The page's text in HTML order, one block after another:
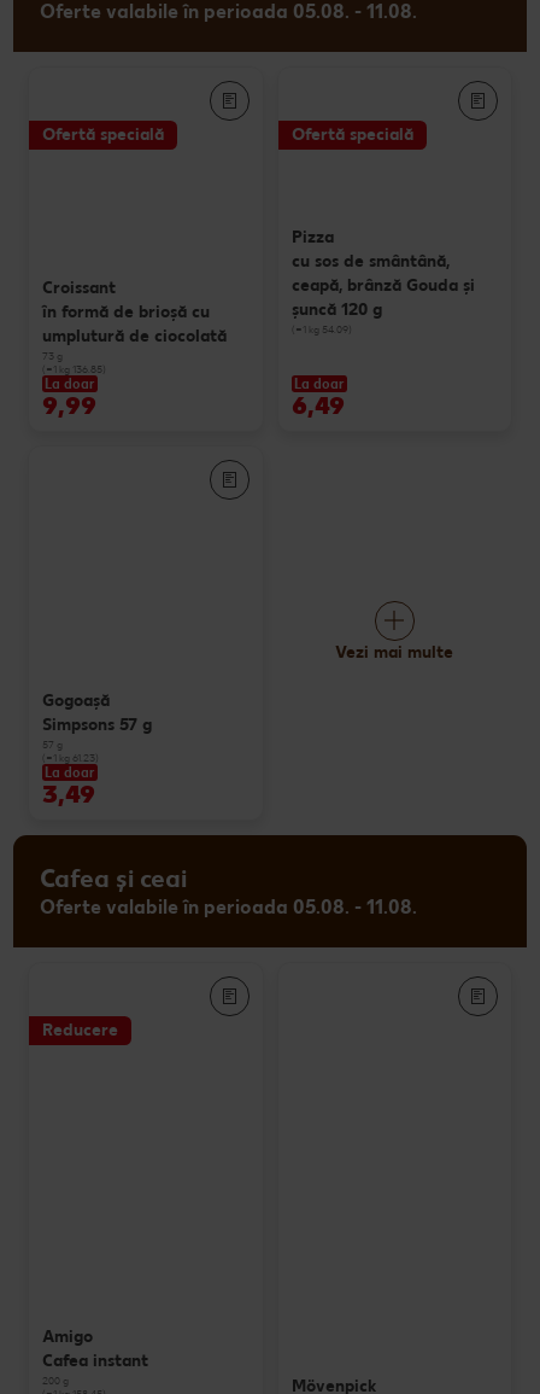
Oferte valabile în perioada 05.08. - 11.08.
Ofertă specială
Croissant
în formă de brioșă cu
umplutură de ciocolată
73 g
(=1 kg 136.85)
La doar
9,99
Ofertă specială
Pizza
cu sos de smântână,
ceapă, brânză Gouda și
șuncă 120 g
(=1 kg 54.09)
La doar
6,49
Gogoașă
Simpsons 57 g
57 g
(=1 kg 61.23)
La doar
3,49
Vezi mai multe
Cafea și ceai
Oferte valabile în perioada 05.08. - 11.08.
Reducere
Amigo
Cafea instant
200 g
Mövenpick